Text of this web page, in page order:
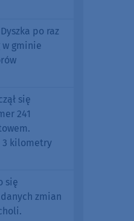
po raz
w gminie
się
241
3 kilometry
się
zmian